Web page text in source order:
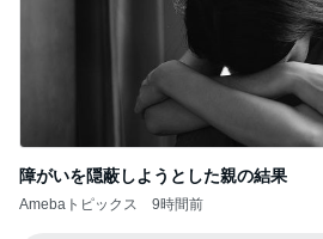
障がいを隠蔽しようとした親の結果
Amebaトピックス 9時間前